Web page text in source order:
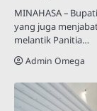
MINAHASA –
yang juga
melantik Panitia…
Admin Omega